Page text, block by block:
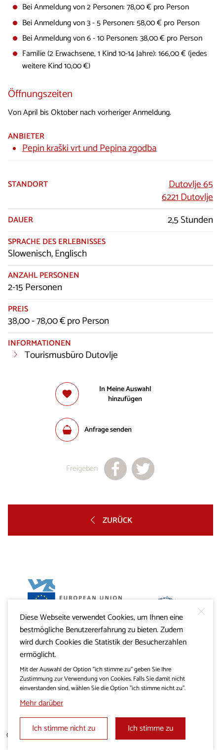
Bei Anmeldung von 2 Personen: 78,00 € pro Person
Bei Anmeldung von 3 - 5 Personen: 58,00 € pro Person
Bei Anmeldung von 6 - 10 Personen: 38,00 € pro Person
Familie (2 Erwachsene, 1 Kind 10-14 Jahre): 166,00 € (jedes
weitere Kind 10,00 €)
Öffnungszeiten
Von April bis Oktober nach vorheriger Anmeldung.
ANBIETER
Pepin kraški vrt und Pepina zgodba
STANDORT
Dutovlje 65
6221 Dutovlje
DAUER 2,5 Stunden
SPRACHE DES ERLEBNISSES
Slowenisch, Englisch
ANZAHL PERSONEN
2-15 Personen
PREIS
38,00 - 78,00 € pro Person
INFORMATIONEN
Tourismusbüro Dutovlje
In Meine Auswahl
hinzufügen
Anfrage senden
Freigeben
ZURÜCK
Projekt Visitkras. Die Investition wird von der Republik
Slowenien und von der Europäischen Union aus dem
Europäischen Fonds für regionale Entwicklung
mitfinanziert.
© 2019 - 2026 visitkras.info. Alle Rechte vorbehalten.
Diese Webseite verwendet Cookies, um Ihnen eine
bestmögliche Benutzererfahrung zu bieten. Zudem
wird durch Cookies die Statistik der Besucherzahlen
ermöglicht.
Mit der Auswahl der Option "ich stimme zu" geben Sie Ihre
Zustimmung zur Verwendung von Cookies. Falls Sie damit nicht
einverstanden sind, wählen Sie die Option "ich stimme nicht zu".
Mehr darüber
Ich stimme nicht zu
Ich stimme zu